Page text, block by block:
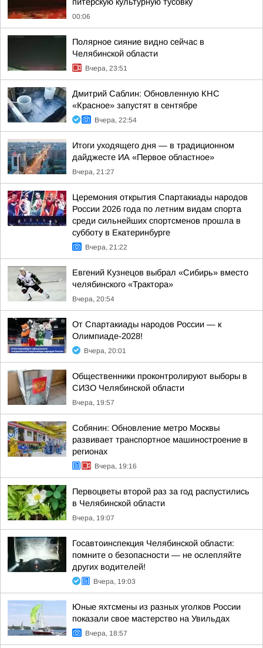
00:06
Полярное сияние видно сейчас в
Челябинской области
Вчера, 23:51
Дмитрий Саблин: Обновленную КНС
«Красное» запустят в сентябре
Вчера, 22:54
Итоги уходящего дня — в традиционном
дайджесте ИА «Первое областное»
Вчера, 21:27
Церемония открытия Спартакиады народов
России 2026 года по летним видам спорта
среди сильнейших спортсменов прошла в
субботу в Екатеринбурге
Вчера, 21:22
Евгений Кузнецов выбрал «Сибирь» вместо
челябинского «Трактора»
Вчера, 20:54
От Спартакиады народов России — к
Олимпиаде-2028!
Вчера, 20:01
Общественники проконтролируют выборы в
СИЗО Челябинской области
Вчера, 19:57
Собянин: Обновление метро Москвы
развивает транспортное машиностроение в
регионах
Вчера, 19:16
Первоцветы второй раз за год распустились
в Челябинской области
Вчера, 19:07
Госавтоинспекция Челябинской области:
помните о безопасности — не ослепляйте
других водителей!
Вчера, 19:03
Юные яхтсмены из разных уголков России
показали свое мастерство на Увильдах
Вчера, 18:57